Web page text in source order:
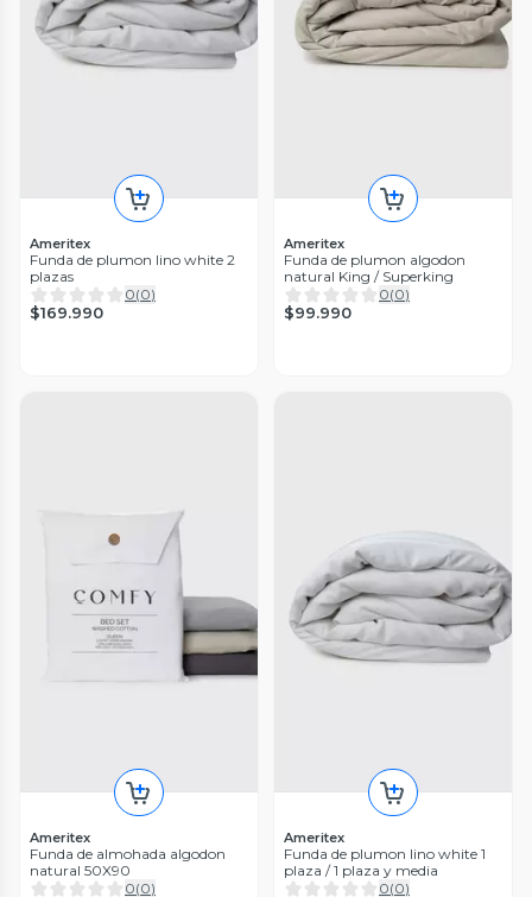
Ameritex
Funda de plumon lino white 2
plazas
0(0)
$169.990
Ameritex
Funda de plumon algodon
natural King / Superking
0(0)
$99.990
Ameritex
Funda de almohada algodon
natural 50X90
0(0)
Ameritex
Funda de plumon lino white 1
plaza / 1 plaza y media
0(0)